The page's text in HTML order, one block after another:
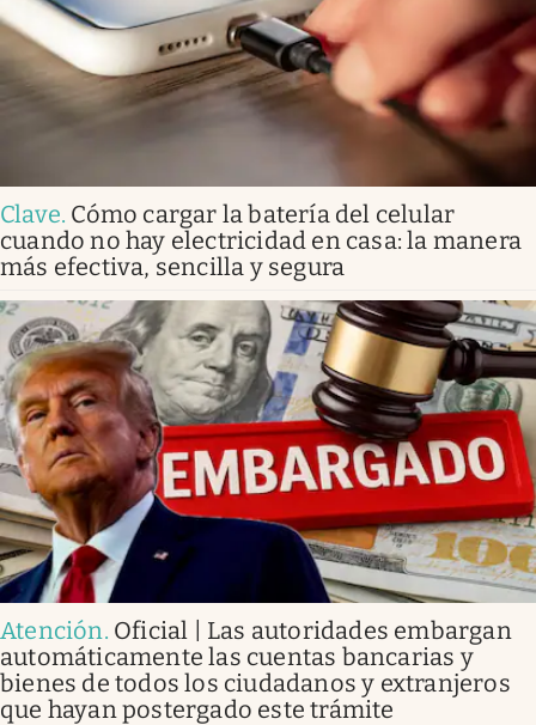
Clave. Cómo cargar la batería del celular
cuando no hay electricidad en casa: la manera
más efectiva, sencilla y segura
Atención. Oficial | Las autoridades embargan
automáticamente las cuentas bancarias y
bienes de todos los ciudadanos y extranjeros
que hayan postergado este trámite